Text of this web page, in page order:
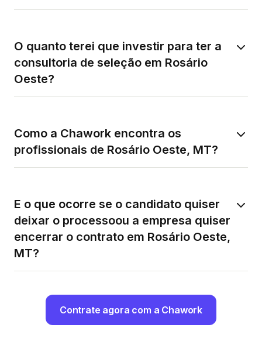
O quanto terei que investir para ter a
consultoria de seleção em Rosário
Oeste?
Como a Chawork encontra os
profissionais de Rosário Oeste, MT?
E o que ocorre se o candidato quiser
deixar o processoou a empresa quiser
encerrar o contrato em Rosário Oeste,
MT?
Contrate agora com a Chawork